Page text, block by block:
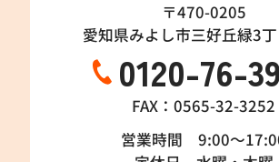
〒470-0205
愛知県みよし市三好丘緑3
0120-76-
FAX：0565-32-3252
営業時間 9:00～